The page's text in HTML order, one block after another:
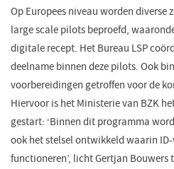
Op Europees niveau worden diverse
large scale pilots beproefd,
digitale recept. Het Bureau LSP
deelname binnen deze pilots. Ook
voorbereidingen getroffen voor de
Hiervoor is het Ministerie van BZK
gestart: ‘Binnen dit programma
ook het stelsel ontwikkeld waarin
functioneren’, licht Gertjan Bouwers